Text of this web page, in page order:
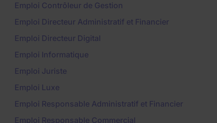
Emploi Contrôleur de Gestion
Emploi Directeur Administratif et Financier
Emploi Directeur Digital
Emploi Informatique
Emploi Juriste
Emploi Luxe
Emploi Responsable Administratif et Financier
Emploi Responsable Commercial